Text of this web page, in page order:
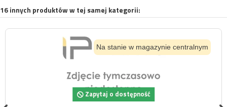
16 innych produktów w tej samej kategorii:
Na stanie w magazynie centralnym
Zapytaj o dostępność